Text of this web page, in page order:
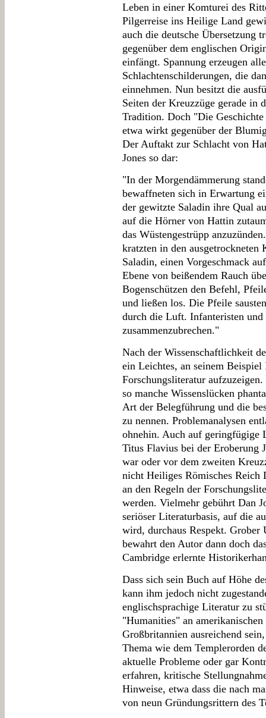
Leben in einer Komturei des
Pilgerreise ins Heilige Land
auch die deutsche Übersetzung
gegenüber dem englischen
einfängt. Spannung erzeugen
Schlachtenschilderungen, die
einnehmen. Nun besitzt die
Seiten der Kreuzzüge gerade in
Tradition. Doch "Die
etwa wirkt gegenüber der
Der Auftakt zur Schlacht von
Jones so dar:
"In der Morgendämmerung
bewaffneten sich in Erwartung
der gewitzte Saladin ihre Qual
auf die Hörner von Hattin
das Wüstengestrüpp
kratzten in den
Saladin, einen Vorgeschmack
Ebene von beißendem Rauch
Bogenschützen den Befehl,
und ließen los. Die Pfeile
durch die Luft. Infanteristen und
zusammenzubrechen."
Nach der Wissenschaftlichkeit
ein Leichtes, an seinem
Forschungsliteratur
so manche Wissenslücken
Art der Belegführung und die
zu nennen. Problemanalysen
ohnehin. Auch auf geringfügige
Titus Flavius bei der Eroberung
war oder vor dem zweiten
nicht Heiliges Römisches Reich
an den Regeln der
werden. Vielmehr gebührt Dan
seriöser Literaturbasis, auf die
wird, durchaus Respekt. Grober
bewahrt den Autor dann doch
Cambridge erlernte
Dass sich sein Buch auf Höhe
kann ihm jedoch nicht
englischsprachige Literatur zu
"Humanities" an
Großbritannien ausreichend
Thema wie dem Templerorden
aktuelle Probleme oder gar
erfahren, kritische
Hinweise, etwa dass die nach
von neun Gründungsrittern des